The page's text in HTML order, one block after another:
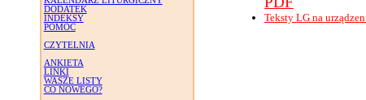
DODATEK
INDEKSY
POMOC
CZYTELNIA
ANKIETA
LINKI
WASZE LISTY
CO NOWEGO?
Teksty LG na